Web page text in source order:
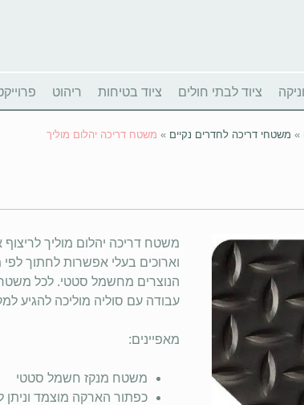
ציוד לבתי חולים ציוד בטיחות ריהוט
» משטחי דריכה לחדרים נקיים » משטח דריכה יהלום מוליך
משטח דריכה יהלום מוליך
וארוכים בעלי אפשרות לחתוך לפי
הנוצרים מחשמל סטטי. לכל
עבודה עם סוליה מוליכה להגיע
מאפיינים:
משטח מנקז חשמל סטטי
כפתור הארקה מוצמד וניתן